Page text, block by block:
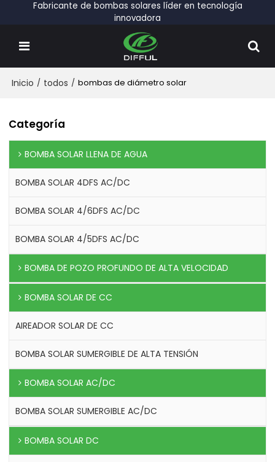
Fabricante de bombas solares líder en tecnología
innovadora
Inicio / todos / bombas de diámetro solar
Categoría
BOMBA SOLAR LLENA DE AGUA
BOMBA SOLAR 4DFS AC/DC
BOMBA SOLAR 4/6DFS AC/DC
BOMBA SOLAR 4/5DFS AC/DC
BOMBA DE POZO PROFUNDO DE ALTA VELOCIDAD
BOMBA SOLAR DE CC
AIREADOR SOLAR DE CC
BOMBA SOLAR SUMERGIBLE DE ALTA TENSIÓN
BOMBA SOLAR AC/DC
BOMBA SOLAR SUMERGIBLE AC/DC
BOMBA SOLAR DC